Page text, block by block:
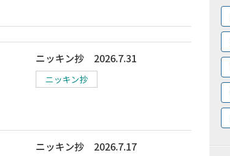
ニッキン抄 2026.7.31
ニッキン抄
ニッキン抄 2026.7.17